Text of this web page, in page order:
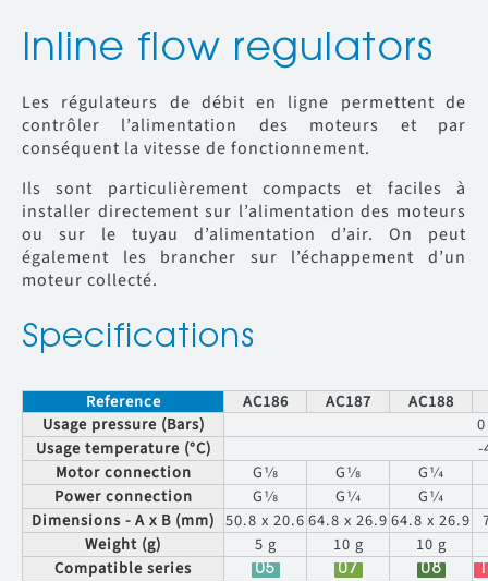
Inline flow regulators
Les régulateurs de débit en ligne permettent de
contrôler l’alimentation des moteurs et par
conséquent la vitesse de fonctionnement.
Ils sont particulièrement compacts et faciles à
installer directement sur l’alimentation des moteurs
ou sur le tuyau d’alimentation d’air. On peut
également les brancher sur l’échappement d’un
moteur collecté.
Specifications
Reference AC186 AC187
AC188
Usage pressure (Bars)
Usage temperature (°C)
-
Motor connection
G1⁄8 G1⁄8
G1⁄4
Power connection
G1⁄8 G1⁄4
G1⁄4
Dimensions - A x B (mm) 50.8 x 20.664.8 x 26.964.8 x 26.9
Weight (g)
5 g 10 g
10 g
Compatible series
05 07 08